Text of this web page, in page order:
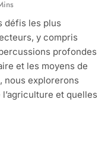
défis les plus
y compris
profondes
et les moyens de
nous explorerons
et quelles